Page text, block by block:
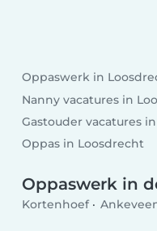
Oppaswerk in
Nanny vacatures in
Gastouder vacatures
Oppas in Loosdrecht
Oppaswerk in
Kortenhoef